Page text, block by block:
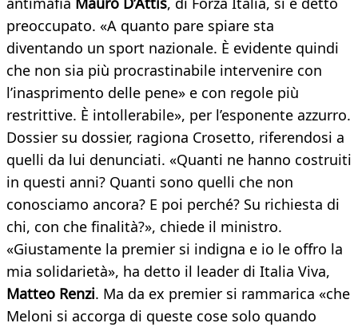
preoccupato. «A quanto pare spiare sta
diventando un sport nazionale. È evidente quindi
che non sia più procrastinabile intervenire con
l’inasprimento delle pene» e con regole più
restrittive. È intollerabile», per l’esponente azzurro.
Dossier su dossier, ragiona Crosetto, riferendosi a
quelli da lui denunciati. «Quanti ne hanno costruiti
in questi anni? Quanti sono quelli che non
conosciamo ancora? E poi perché? Su richiesta di
chi, con che finalità?», chiede il ministro.
«Giustamente la premier si indigna e io le offro la
mia solidarietà», ha detto il leader di Italia Viva,
Matteo Renzi. Ma da ex premier si rammarica «che
Meloni si accorga di queste cose solo quando